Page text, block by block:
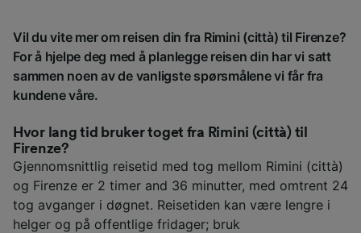
Vil du vite mer om reisen din fra Rimini (città) til Firenze?
For å hjelpe deg med å planlegge reisen din har vi satt
sammen noen av de vanligste spørsmålene vi får fra
kundene våre.
Hvor lang tid bruker toget fra Rimini (città) til
Firenze?
Gjennomsnittlig reisetid med tog mellom Rimini (città)
og Firenze er 2 timer and 36 minutter, med omtrent 24
tog avganger i døgnet. Reisetiden kan være lengre i
helger og på offentlige fridager; bruk